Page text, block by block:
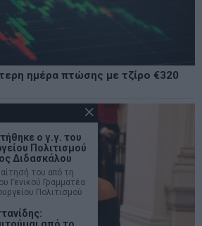
ημέρα πτώσης με τζίρο €320
ο γ.γ. του
Πολιτισμού
Διδασκάλου
του από τη
Γενικού Γραμματέα
Πολιτισμού